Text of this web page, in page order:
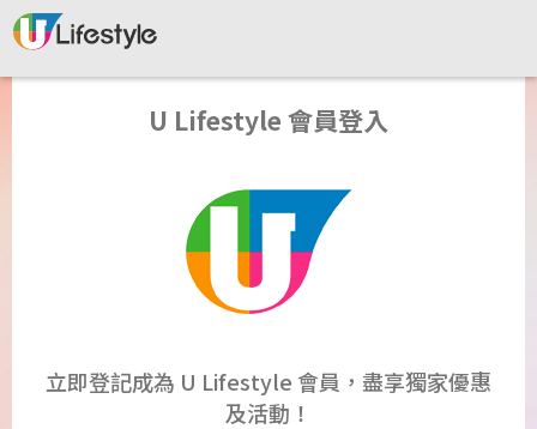
U Lifestyle 會員登入
立即登記成為 U Lifestyle 會員，盡享獨家優惠
及活動！